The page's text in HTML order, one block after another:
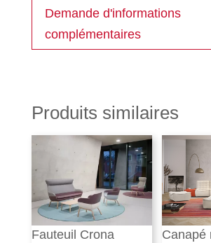
Demande d'informations
complémentaires
Produits similaires
Fauteuil Crona
Canapé